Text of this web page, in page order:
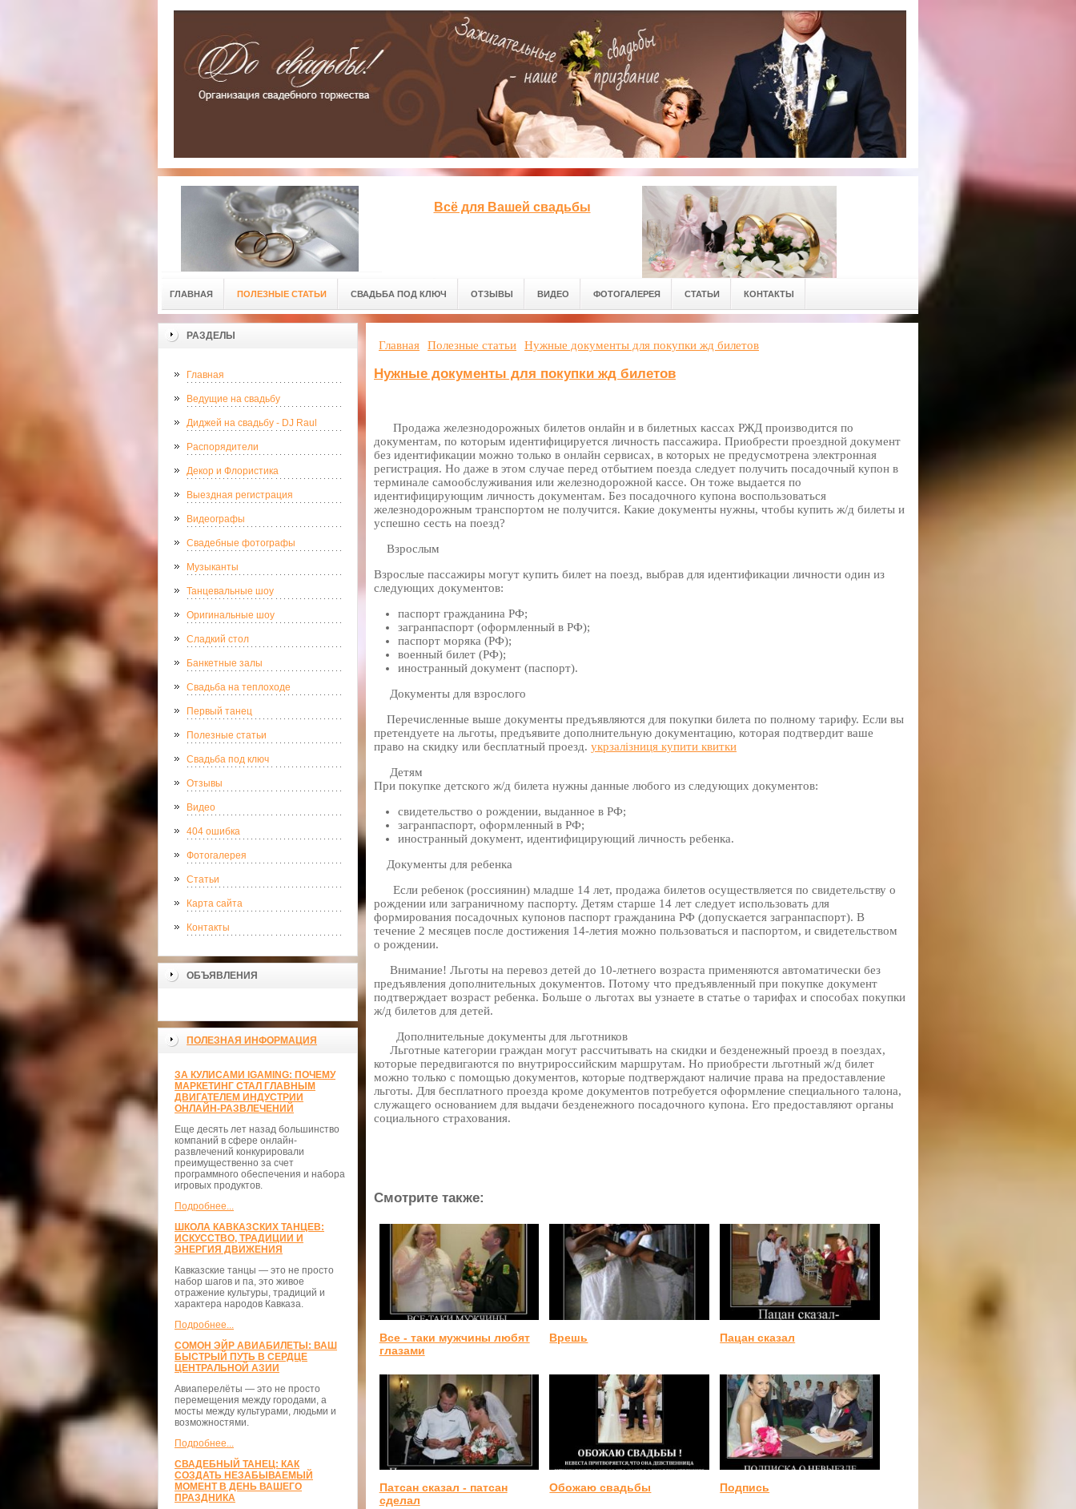
Всё для Вашей свадьбы
ГЛАВНАЯ ПОЛЕЗНЫЕ СТАТЬИ СВАДЬБА ПОД КЛЮЧ ОТЗЫВЫ ВИДЕО ФОТОГАЛЕРЕЯ СТАТЬИ КОНТАКТЫ
РАЗДЕЛЫ
Главная
Ведущие на свадьбу
Диджей на свадьбу - DJ Raul
Распорядители
Декор и Флористика
Выездная регистрация
Видеографы
Свадебные фотографы
Музыканты
Танцевальные шоу
Оригинальные шоу
Сладкий стол
Банкетные залы
Свадьба на теплоходе
Первый танец
Полезные статьи
Свадьба под ключ
Отзывы
Видео
404 ошибка
Фотогалерея
Статьи
Карта сайта
Контакты
ОБЪЯВЛЕНИЯ
ПОЛЕЗНАЯ ИНФОРМАЦИЯ
ЗА КУЛИСАМИ IGAMING: ПОЧЕМУ
МАРКЕТИНГ СТАЛ ГЛАВНЫМ
ДВИГАТЕЛЕМ ИНДУСТРИИ
ОНЛАЙН-РАЗВЛЕЧЕНИЙ
Еще десять лет назад большинство
компаний в сфере онлайн-
развлечений конкурировали
преимущественно за счет
программного обеспечения и набора
игровых продуктов.
Подробнее...
ШКОЛА КАВКАЗСКИХ ТАНЦЕВ:
ИСКУССТВО, ТРАДИЦИИ И
ЭНЕРГИЯ ДВИЖЕНИЯ
Кавказские танцы — это не просто
набор шагов и па, это живое
отражение культуры, традиций и
характера народов Кавказа.
Подробнее...
СОМОН ЭЙР АВИАБИЛЕТЫ: ВАШ
БЫСТРЫЙ ПУТЬ В СЕРДЦЕ
ЦЕНТРАЛЬНОЙ АЗИИ
Авиаперелёты — это не просто
перемещения между городами, а
мосты между культурами, людьми и
возможностями.
Подробнее...
СВАДЕБНЫЙ ТАНЕЦ: КАК
СОЗДАТЬ НЕЗАБЫВАЕМЫЙ
МОМЕНТ В ДЕНЬ ВАШЕГО
ПРАЗДНИКА
Главная Полезные статьи Нужные документы для покупки жд билетов
Нужные документы для покупки жд билетов
Продажа железнодорожных билетов онлайн и в билетных кассах РЖД производится по
документам, по которым идентифицируется личность пассажира. Приобрести проездной документ
без идентификации можно только в онлайн сервисах, в которых не предусмотрена электронная
регистрация. Но даже в этом случае перед отбытием поезда следует получить посадочный купон в
терминале самообслуживания или железнодорожной кассе. Он тоже выдается по
идентифицирующим личность документам. Без посадочного купона воспользоваться
железнодорожным транспортом не получится. Какие документы нужны, чтобы купить ж/д билеты и
успешно сесть на поезд?
Взрослым
Взрослые пассажиры могут купить билет на поезд, выбрав для идентификации личности один из
следующих документов:
паспорт гражданина РФ;
загранпаспорт (оформленный в РФ);
паспорт моряка (РФ);
военный билет (РФ);
иностранный документ (паспорт).
Документы для взрослого
Перечисленные выше документы предъявляются для покупки билета по полному тарифу. Если вы
претендуете на льготы, предъявите дополнительную документацию, которая подтвердит ваше
право на скидку или бесплатный проезд. укрзалізниця купити квитки
Детям
При покупке детского ж/д билета нужны данные любого из следующих документов:
свидетельство о рождении, выданное в РФ;
загранпаспорт, оформленный в РФ;
иностранный документ, идентифицирующий личность ребенка.
Документы для ребенка
Если ребенок (россиянин) младше 14 лет, продажа билетов осуществляется по свидетельству о
рождении или заграничному паспорту. Детям старше 14 лет следует использовать для
формирования посадочных купонов паспорт гражданина РФ (допускается загранпаспорт). В
течение 2 месяцев после достижения 14-летия можно пользоваться и паспортом, и свидетельством
о рождении.
Внимание! Льготы на перевоз детей до 10-летнего возраста применяются автоматически без
предъявления дополнительных документов. Потому что предъявленный при покупке документ
подтверждает возраст ребенка. Больше о льготах вы узнаете в статье о тарифах и способах покупки
ж/д билетов для детей.
Дополнительные документы для льготников
Льготные категории граждан могут рассчитывать на скидки и безденежный проезд в поездах,
которые передвигаются по внутрироссийским маршрутам. Но приобрести льготный ж/д билет
можно только с помощью документов, которые подтверждают наличие права на предоставление
льготы. Для бесплатного проезда кроме документов потребуется оформление специального талона,
служащего основанием для выдачи безденежного посадочного купона. Его предоставляют органы
социального страхования.
Смотрите также:
Все - таки мужчины любят
глазами
Врешь Пацан сказал
Патсан сказал - патсан
сделал
Обожаю свадьбы Подпись